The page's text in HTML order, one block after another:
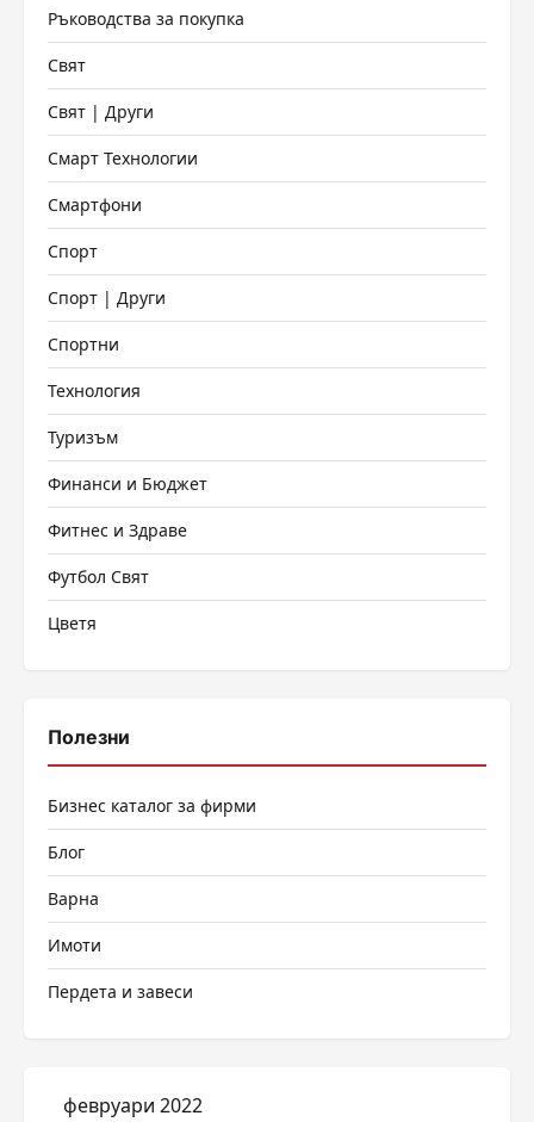
Ръководства за покупка
Свят
Свят | Други
Смарт Технологии
Смартфони
Спорт
Спорт | Други
Спортни
Технология
Туризъм
Финанси и Бюджет
Фитнес и Здраве
Футбол Свят
Цветя
Полезни
Бизнес каталог за фирми
Блог
Варна
Имоти
Пердета и завеси
февруари 2022